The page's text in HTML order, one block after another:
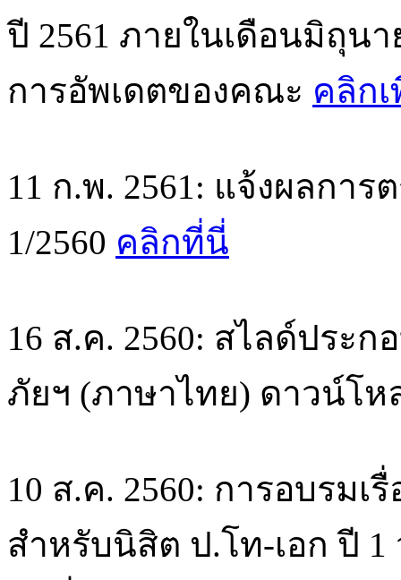
ปี 2561 ภายในเดือนมิถุน
การอัพเดตของคณะ คลิก
11 ก.พ. 2561: แจ้งผลกา
1/2560 คลิกที่นี่
16 ส.ค. 2560: สไลด์ประ
ภัยฯ (ภาษาไทย) ดาวน์โห
10 ส.ค. 2560: การอบรม
สำหรับนิสิต ป.โท-เอก ปี 1